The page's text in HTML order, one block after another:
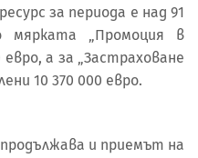
за периода е над 91
„Промоция в
а за „Застраховане
10 370 000 евро.
и приемът на